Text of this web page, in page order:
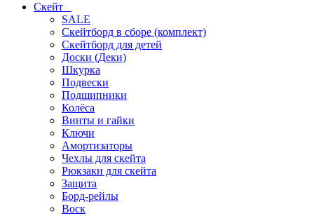
Скейт
SALE
Скейтборд в сборе (комплект)
Скейтборд для детей
Доски (Деки)
Шкурка
Подвески
Подшипники
Колёса
Винты и гайки
Ключи
Амортизаторы
Чехлы для скейта
Рюкзаки для скейта
Защита
Борд-рейлы
Воск